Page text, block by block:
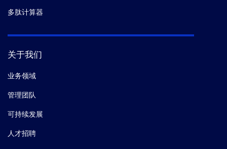
多肽计算器
关于我们
业务领域
管理团队
可持续发展
人才招聘